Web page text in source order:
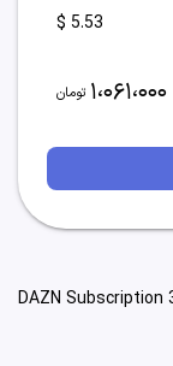
DAZN Subscription
5.53 $
1،061،000 تومان